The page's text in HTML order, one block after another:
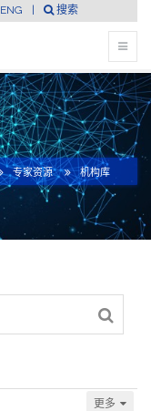
搜索
ENG
专家资源 机构库
更多